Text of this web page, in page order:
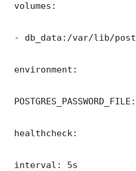
volumes:
- db_data:/var/lib/
environment:
healthcheck:
interval: 5s